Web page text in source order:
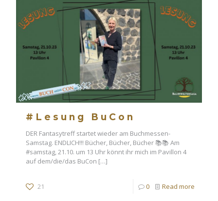
#Lesung BuCon
DER Fantasytreff startet wieder am Buchmessen-
Samstag. ENDLICH!!! Bücher, Bücher, Bücher 📚📚 Am
#samstag, 21.10. um 13 Uhr könnt ihr mich im Pavillon 4
auf dem/die/das BuCon […]
21 0 Read more